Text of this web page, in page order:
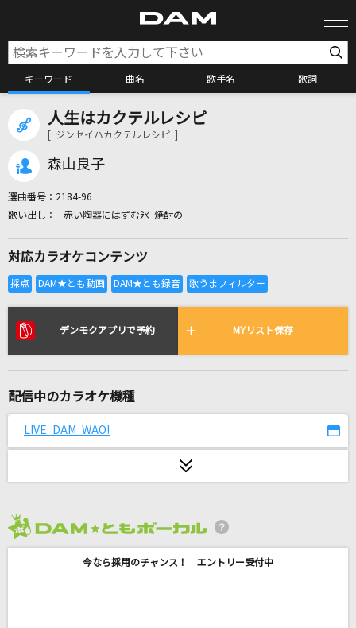
キーワード 曲名 歌手名 歌詞
カラオケ検索
全国りれき
リアルタイムで歌われている曲の一覧
[生音]魔法のコトバ
ハイタッチ!
人生はカクテルレシピ
[ ジンセイハカクテルレシピ ]
森山良子
選曲番号： 2184-96
赤い陶器にはずむ氷 焼酎の
対応カラオケコンテンツ
デンモクアプリで予約 MYリスト保存
配信中のカラオケ機種
LIVE DAM WAO!
今なら採用のチャンス！ エントリー受付中